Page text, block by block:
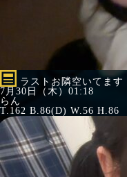
ラストお隣空いてます
7月30日（木）01:18
らん
T.162 B.86(D) W.56 H.86